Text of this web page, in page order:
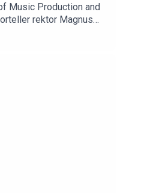
Music Production and
– og hvilke råd de